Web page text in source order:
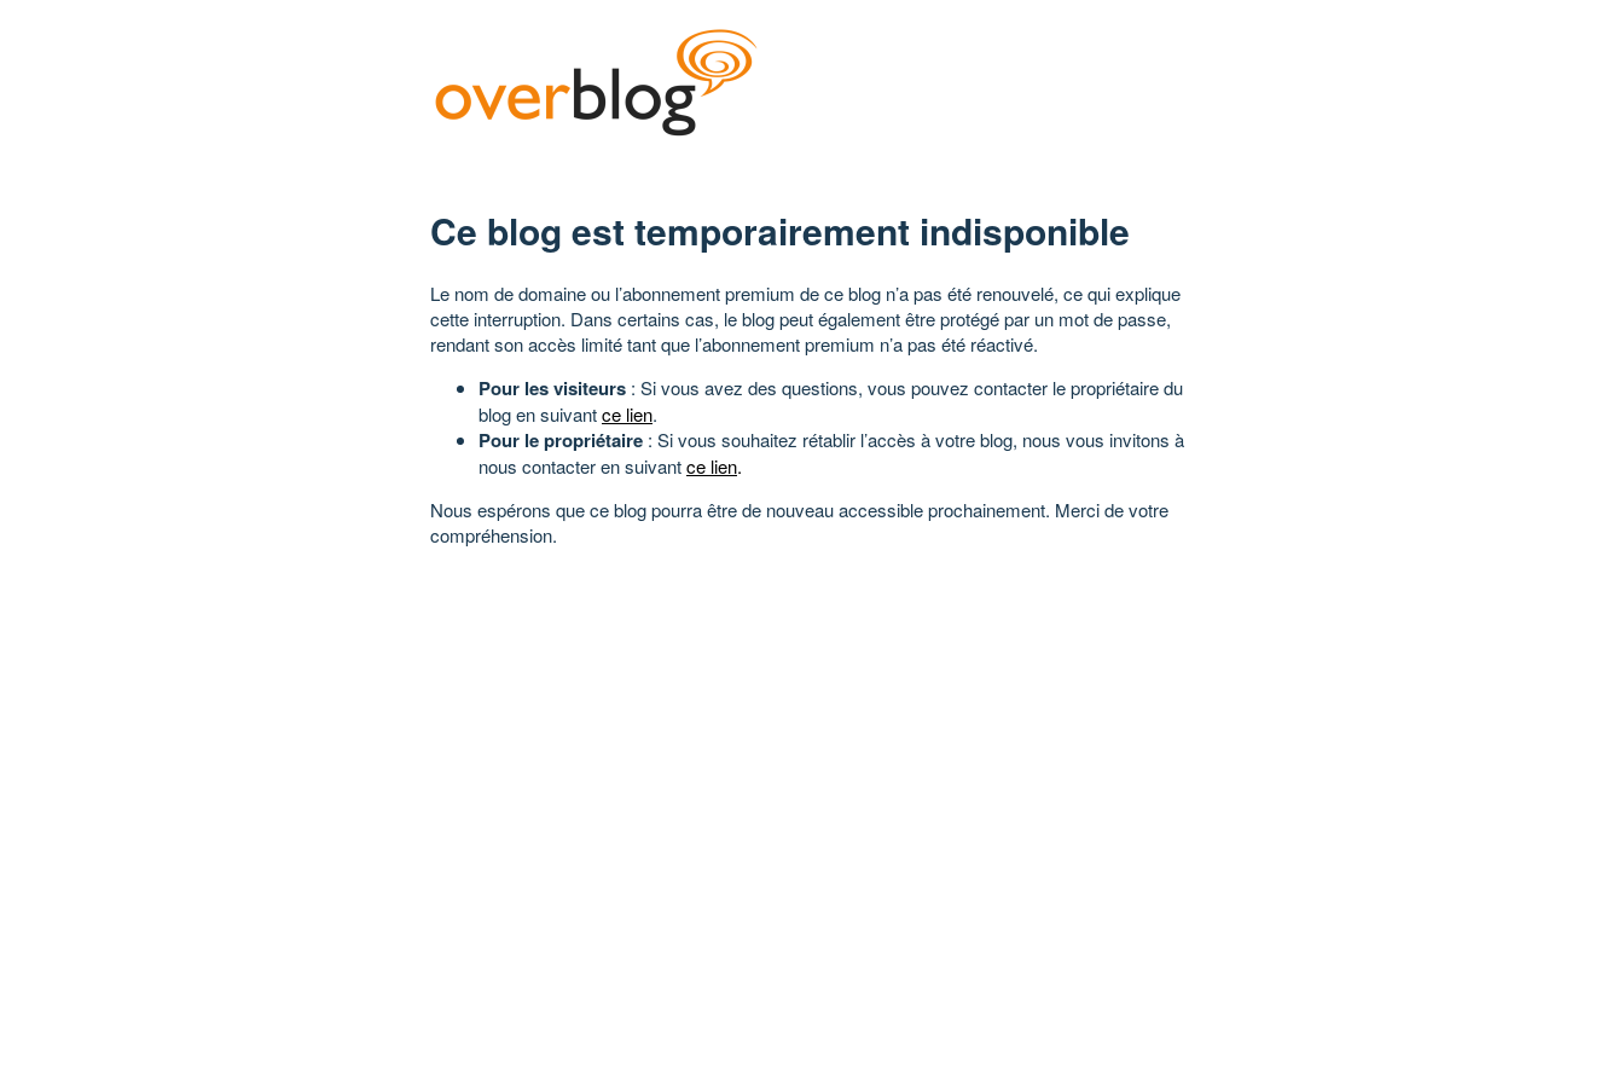
Ce blog est temporairement indisponible
Le nom de domaine ou l’abonnement premium de ce blog n’a pas été renouvelé, ce qui explique
cette interruption. Dans certains cas, le blog peut également être protégé par un mot de passe,
rendant son accès limité tant que l’abonnement premium n’a pas été réactivé.
Pour les visiteurs : Si vous avez des questions, vous pouvez contacter le propriétaire du
blog en suivantce lien.
Pour le propriétaire : Si vous souhaitez rétablir l’accès à votre blog, nous vous invitons à
nous contacter en suivantce lien.
Nous espérons que ce blog pourra être de nouveau accessible prochainement. Merci de votre
compréhension.